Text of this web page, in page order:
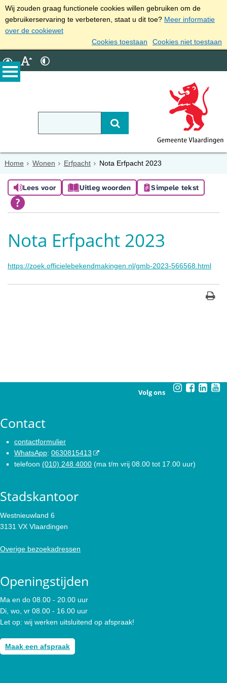
Wij zouden graag functionele cookies willen gebruiken om de
gebruikerservaring te verbeteren, staat u dit toe? Meer informatie
over de cookiewet
Cookies toestaan
Cookies niet toestaan
Home Wonen Erfpacht Nota Erfpacht 2023
Lees voor Uitleg woorden Simpele tekst
Nota Erfpacht 2023
https://zoek.officielebekendmakingen.nl/gmb-2023-566568.html
Volg ons
Contact
contactformulier
WhatsApp: 0630815413
telefoon (010) 248 4000 (ma t/m vrij 08.00 tot 17.00 uur)
Stadskantoor
Westnieuwland 6
3131 VX Vlaardingen
Overige bezoekadressen
Openingstijden
Ma en do 08.00 - 20.00 uur
Di, wo, vr 08.00 - 16.00 uur
Let op: wij werken uitsluitend op afspraak!
Maak een afspraak